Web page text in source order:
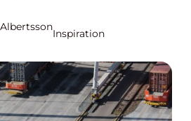
Inspiration